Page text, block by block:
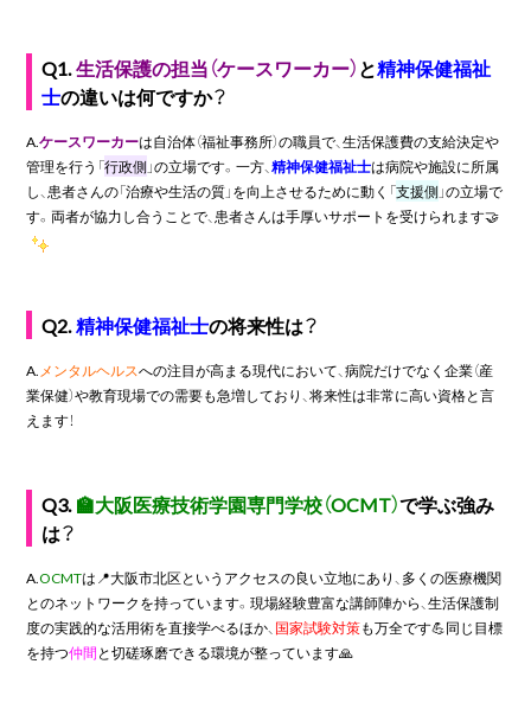
Q1.生活保護の担当（ケースワーカー）と精神保健福祉
士の違いは何ですか？
A.ケースワーカーは自治体（福祉事務所）の職員で、生活保護費の支給決定や
管理を行う「行政側」の立場です。一方、精神保健福祉士は病院や施設に所属
し、患者さんの「治療や生活の質」を向上させるために動く「支援側」の立場で
す。両者が協力し合うことで、患者さんは手厚いサポートを受けられます🤝
Q2.精神保健福祉士の将来性は？
A.メンタルヘルスへの注目が高まる現代において、病院だけでなく企業（産
業保健）や教育現場での需要も急増しており、将来性は非常に高い資格と言
えます！
Q3.🏫大阪医療技術学園専門学校（OCMT）で学ぶ強み
は？
A.OCMTは📍大阪市北区というアクセスの良い立地にあり、多くの医療機関
とのネットワークを持っています。現場経験豊富な講師陣から、生活保護制
度の実践的な活用術を直接学べるほか、 国家試験対策も万全です💪同じ目標
を持つ仲間と切磋琢磨できる環境が整っています🙏